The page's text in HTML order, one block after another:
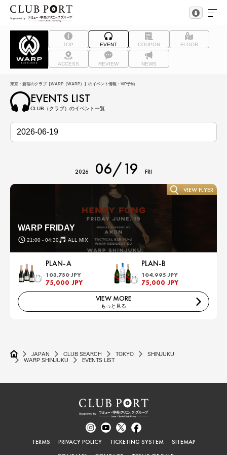
TOP EVENT COUPON FLOOR
ACCESS REVIEW NEWS
東京・新宿のクラブ【WARP（WARP）】のイベント情報・VIP予約
EVENTS LIST
CLUB（クラブ）のイベント一覧
2026 06/19 FRI
WARP FRIDAY
21:00 - 04:30 ALL MIX
VIEW FLYER
PLAN-A
103,730 JPY
75,000 JPY
PLAN-B
104,995 JPY
75,000 JPY
VIEW MORE
もっと見る
JAPAN CLUB SEARCH TOKYO
SHINJUKU
WARP SHINJUKU
EVENTS LIST
TERMS PRIVACY POLICY TICKETING SYSTEM
SITEMAP